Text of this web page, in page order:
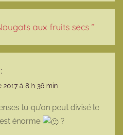
aux fruits secs ”
2017 à 8 h 36 min
tu qu’on peut divisé le
énorme
?